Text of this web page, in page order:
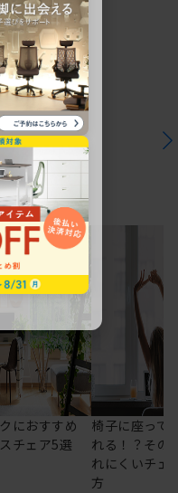
におすすめ
チェア5選
椅子に座って
れる！？その
れにくいチェ
方